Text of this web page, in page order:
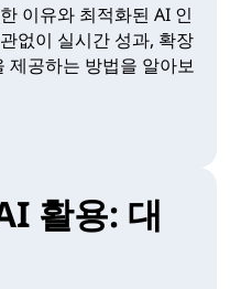
이유와 최적화된 AI 인
없이 실시간 성과, 확장
제공하는 방법을 알아보
활용: 대